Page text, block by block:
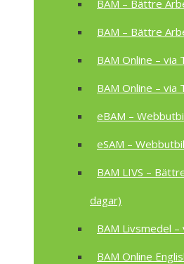
BAM – Bättre
BAM – Bättre
BAM Online – via
BAM Online – via
eBAM –
eSAM –
BAM LIVS –
dagar)
BAM Livsmedel –
BAM Online